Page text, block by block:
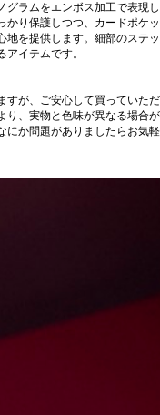
グラムをエンボス加工で表現
かり保護しつつ、カードポケ
地を提供します。細部のステ
イテムです。
が、ご安心して買っていた
、実物と色味が異なる場合
か問題がありましたらお気